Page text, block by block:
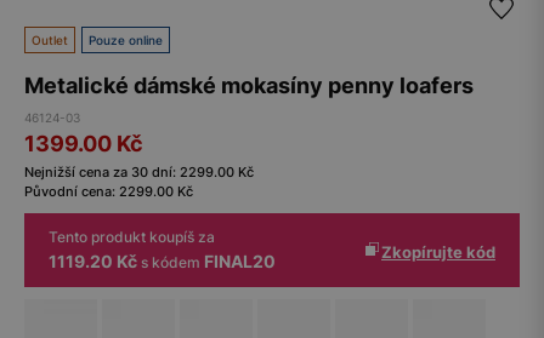
Outlet Pouze online
Metalické dámské mokasíny penny loafers
46124-03
1399.00 Kč
Nejnižší cena za 30 dní: 2299.00 Kč
Původní cena: 2299.00 Kč
Tento produkt koupíš za
1119.20 Kč s kódem FINAL20 Zkopírujte kód